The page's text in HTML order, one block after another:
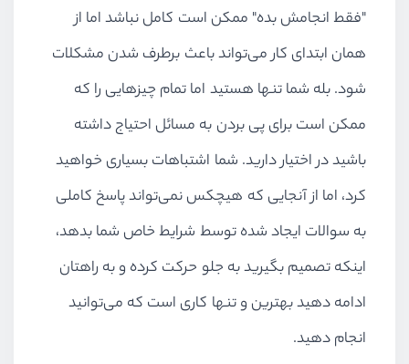
"فقط انجامش بده" ممکن است کامل نباشد اما از
همان ابتدای کار می‌تواند باعث برطرف شدن مشکلات
شود. بله شما تنها هستید اما تمام چیزهایی را که
ممکن است برای پی بردن به مسائل احتیاج داشته
باشید در اختیار دارید. شما اشتباهات بسیاری خواهید
کرد، اما از آنجایی که هیچکس نمی‌تواند پاسخ کاملی
به سوالات ایجاد شده توسط شرایط خاص شما بدهد،
اینکه تصمیم بگیرید به جلو حرکت کرده و به راهتان
ادامه دهید بهترین و تنها کاری است که می‌توانید
انجام دهید.